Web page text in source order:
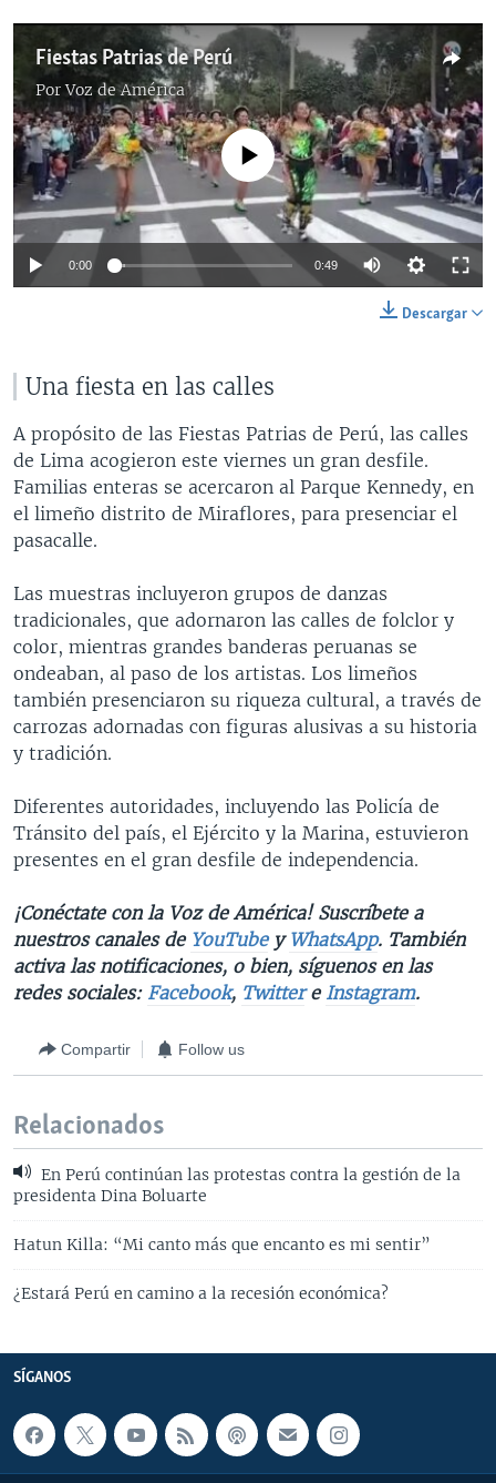
Fiestas Patrias de Perú
PorVoz de América
No media source currently available
0:00 0:49
Descargar
Una fiesta en las calles
A propósito de las Fiestas Patrias de Perú, las calles
de Lima acogieron este viernes un gran desfile.
Familias enteras se acercaron al Parque Kennedy, en
el limeño distrito de Miraflores, para presenciar el
pasacalle.
Las muestras incluyeron grupos de danzas
tradicionales, que adornaron las calles de folclor y
color, mientras grandes banderas peruanas se
ondeaban, al paso de los artistas. Los limeños
también presenciaron su riqueza cultural, a través de
carrozas adornadas con figuras alusivas a su historia
y tradición.
Diferentes autoridades, incluyendo las Policía de
Tránsito del país, el Ejército y la Marina, estuvieron
presentes en el gran desfile de independencia.
¡Conéctate con la Voz de América! Suscríbete a
nuestros canales de YouTubey WhatsApp. También
activa las notificaciones, o bien, síguenos en las
redes sociales: Facebook, Twittere Instagram.
Compartir Follow us
Relacionados
En Perú continúan las protestas contra la gestión de la
presidenta Dina Boluarte
Hatun Killa: “Mi canto más que encanto es mi sentir”
¿Estará Perú en camino a la recesión económica?
SÍGANOS